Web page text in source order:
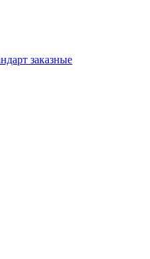
заказные